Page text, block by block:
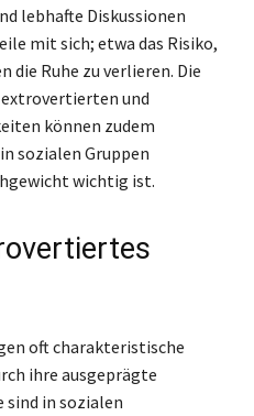
lebhafte Diskussionen
mit sich; etwa das Risiko,
die Ruhe zu verlieren. Die
und
können zudem
sozialen Gruppen
wichtig ist.
oft charakteristische
ihre ausgeprägte
sind in sozialen